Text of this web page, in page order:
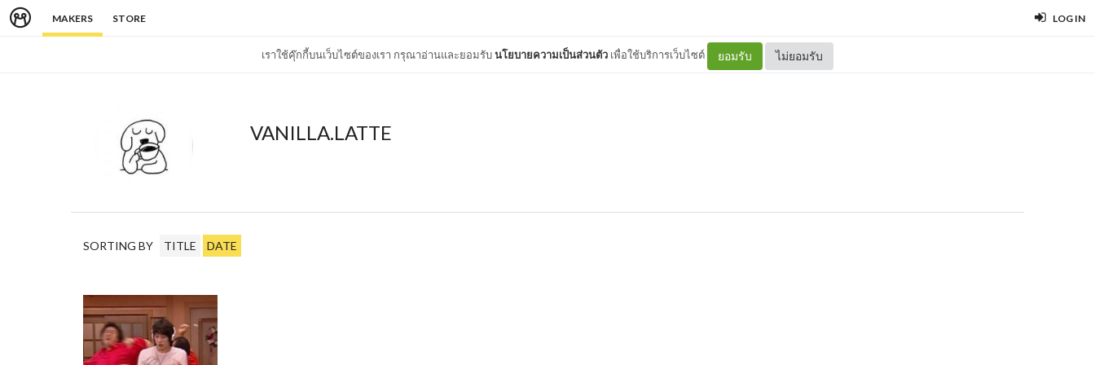
MAKERS STORE LOG IN
เราใช้คุ๊กกี้บนเว็บไซต์ของเรา กรุณาอ่านและยอมรับนโยบายความเป็นส่วนตัว เพื่อใช้บริการเว็บไซต์ ยอมรับ ไม่ยอมรับ
VANILLA.LATTE
SORTING BY TITLE DATE